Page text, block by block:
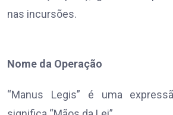
nas incursões.
Nome da Operação
“Manus Legis” é uma